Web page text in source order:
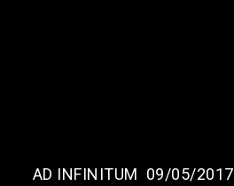
AD INFINITUM 09/05/2017